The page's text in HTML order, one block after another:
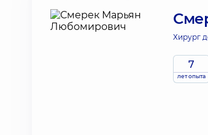
Хирург
7
лет опыта